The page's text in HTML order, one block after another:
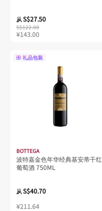
从S$27.50
S$122.08
¥143.00
礼品包装
BOTTEGA
波特嘉金色年华经典基安蒂干红
葡萄酒 750ML
从S$40.70
¥211.64